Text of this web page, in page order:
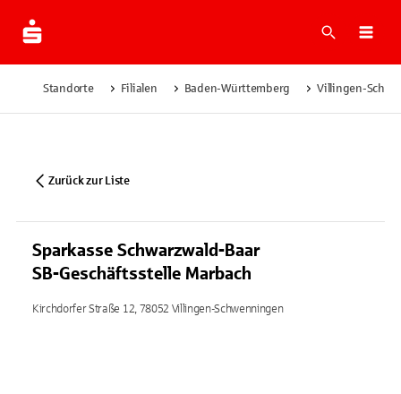
Suche
Standorte Filialen Baden-Württemberg Villingen-
Zurück zur Liste
Sparkasse Schwarzwald-Baar
SB-Geschäftsstelle Marbach
Kirchdorfer Straße 12, 78052 Villingen-Schwenningen